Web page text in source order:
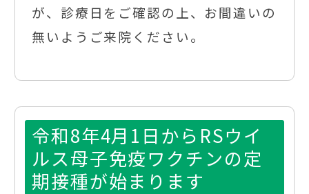
が、診療日をご確認の上、お間違いの
無いようご来院ください。
令和8年4月1日からRSウイ
ルス母子免疫ワクチンの定
期接種が始まります